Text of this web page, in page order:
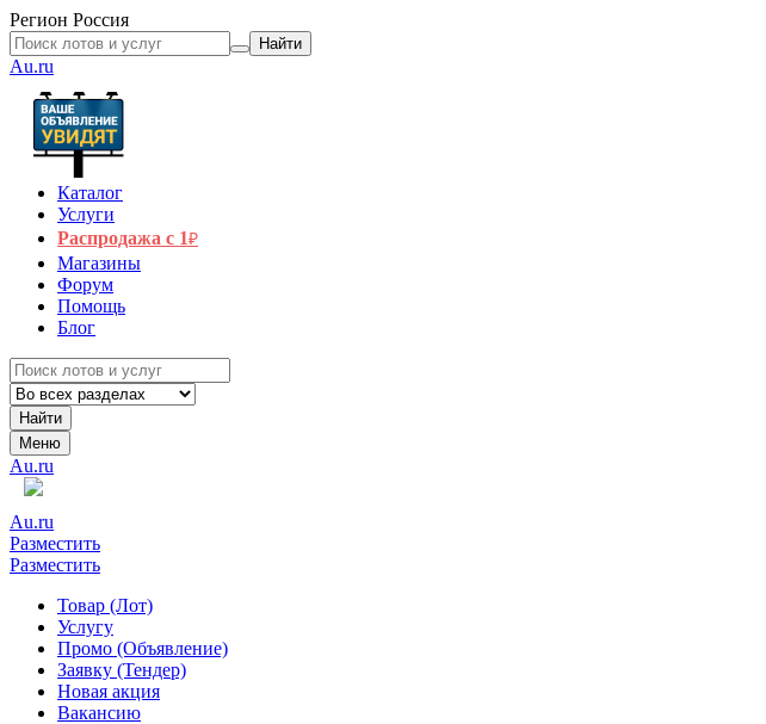
Регион Россия
Найти
Au.ru
Каталог
Услуги
Распродажа с 1₽
Магазины
Форум
Помощь
Блог
Найти
Меню
Au.ru
Au.ru
Разместить
Разместить
Товар (Лот)
Услугу
Промо (Объявление)
Заявку (Тендер)
Новая акция
Вакансию